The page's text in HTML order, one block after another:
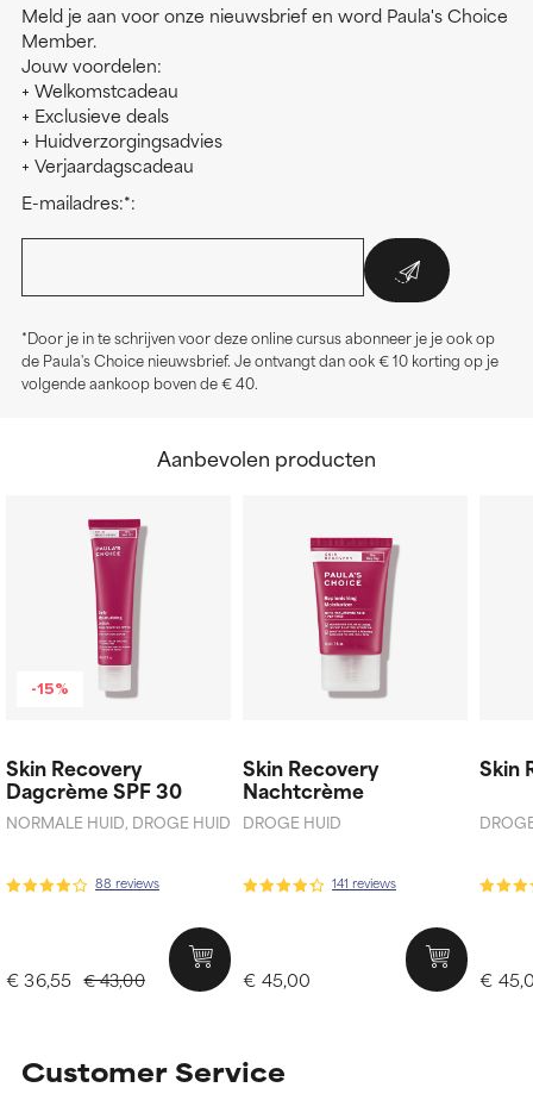
Meld je aan voor onze nieuwsbrief en word Paula's Choice
Member.
Jouw voordelen:
+ Welkomstcadeau
+ Exclusieve deals
+ Huidverzorgingsadvies
+ Verjaardagscadeau
E-mailadres:*:
*Door je in te schrijven voor deze online cursus abonneer je je ook op
de Paula's Choice nieuwsbrief. Je ontvangt dan ook € 10 korting op je
volgende aankoop boven de € 40.
Aanbevolen producten
-15%
Skin Recovery
Dagcrème SPF 30
NORMALE HUID, DROGE HUID
88 reviews
€ 43,00
€ 36,55
Skin Recovery
Nachtcrème
DROGE HUID
141 reviews
€ 45,00
Skin
€
Customer Service